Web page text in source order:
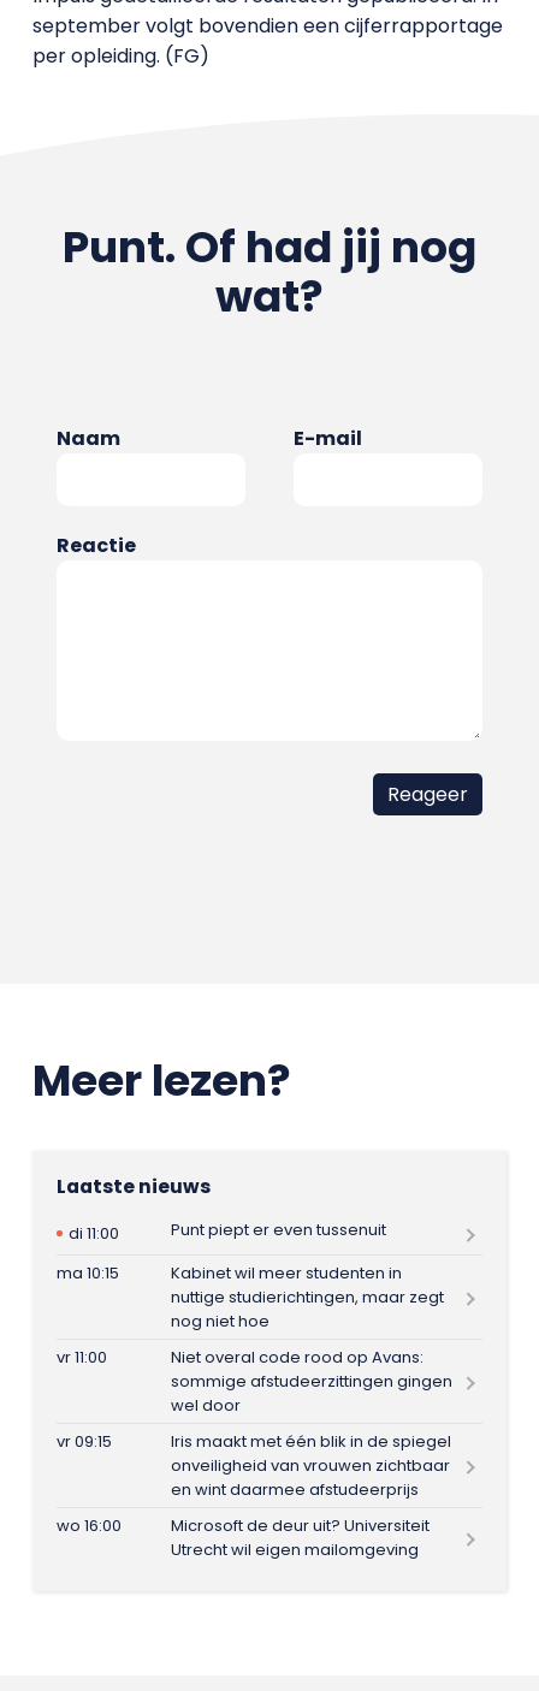
september volgt bovendien een cijferrapportage
per opleiding. (FG)
Punt. Of had jij nog
wat?
Naam E-mail
Reactie
Meer lezen?
Laatste nieuws
di 11:00
Punt piept er even tussenuit
ma 10:15
Kabinet wil meer studenten in
nuttige studierichtingen, maar zegt
nog niet hoe
vr 11:00
Niet overal code rood op Avans:
sommige afstudeerzittingen gingen
wel door
vr 09:15
Iris maakt met één blik in de spiegel
onveiligheid van vrouwen zichtbaar
en wint daarmee afstudeerprijs
wo 16:00
Microsoft de deur uit? Universiteit
Utrecht wil eigen mailomgeving